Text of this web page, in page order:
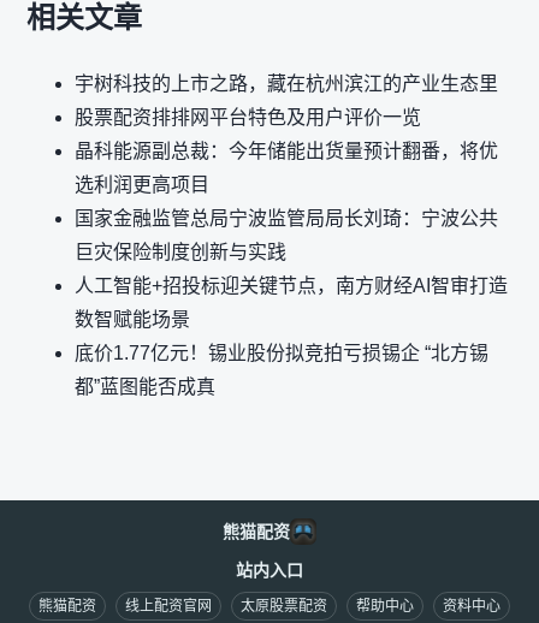
相关文章
宇树科技的上市之路，藏在杭州滨江的产业生态里
股票配资排排网平台特色及用户评价一览
晶科能源副总裁：今年储能出货量预计翻番，将优
选利润更高项目
国家金融监管总局宁波监管局局长刘琦：宁波公共
巨灾保险制度创新与实践
人工智能+招投标迎关键节点，南方财经AI智审打造
数智赋能场景
底价1.77亿元！锡业股份拟竞拍亏损锡企 “北方锡
都”蓝图能否成真
熊猫配资
站内入口
熊猫配资 线上配资官网 太原股票配资 帮助中心 资料中心